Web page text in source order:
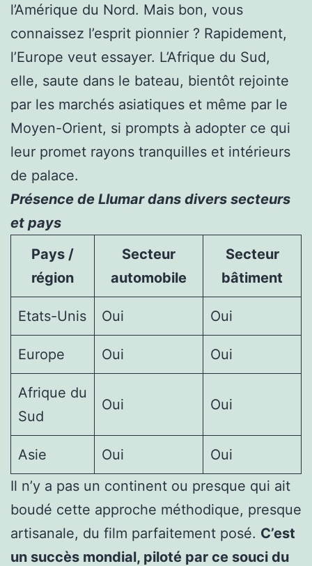
l’Amérique du Nord. Mais bon, vous
connaissez l’esprit pionnier ? Rapidement,
l’Europe veut essayer. L’Afrique du Sud,
elle, saute dans le bateau, bientôt rejointe
par les marchés asiatiques et même par le
Moyen-Orient, si prompts à adopter ce qui
leur promet rayons tranquilles et intérieurs
de palace.
Présence de Llumar dans divers secteurs
et pays
Pays /
région
Secteur
automobile
Secteur
bâtiment
Etats-Unis Oui Oui
Europe Oui Oui
Afrique du
Sud
Oui Oui
Asie Oui
Oui
Il n’y a pas un continent ou presque qui ait
boudé cette approche méthodique, presque
artisanale, du film parfaitement posé. C’est
un succès mondial, piloté par ce souci du